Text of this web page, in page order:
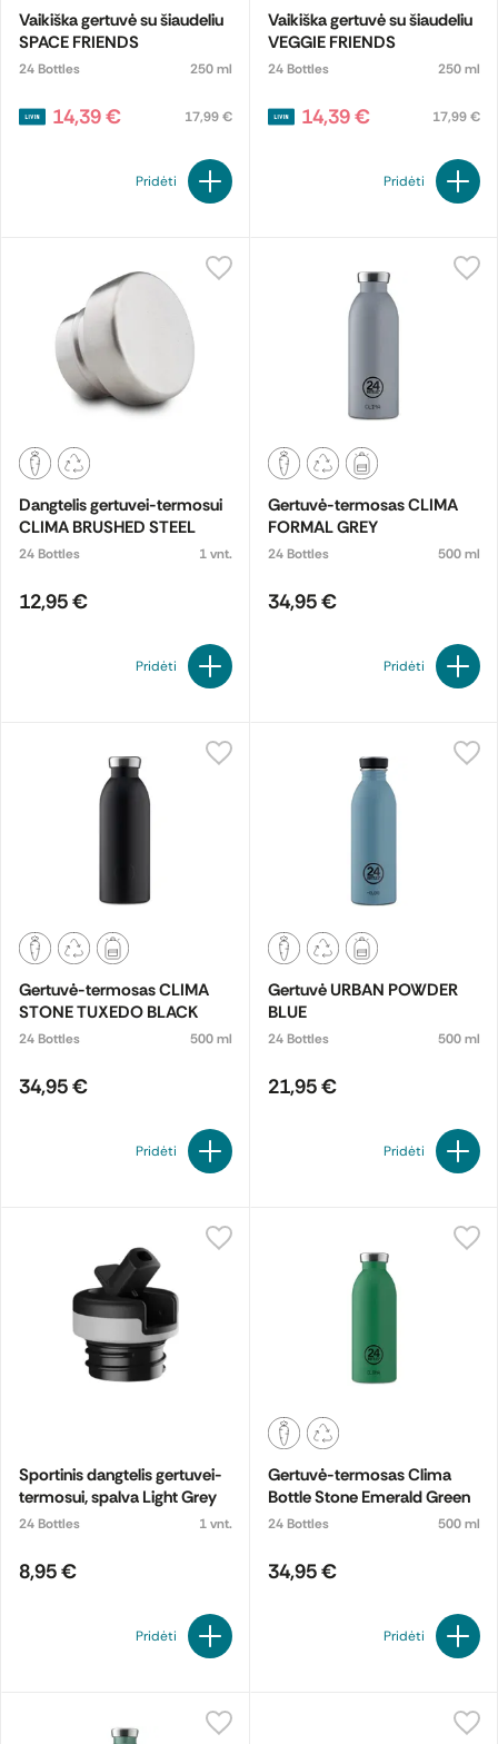
Vaikiška gertuvė su šiaudeliu
SPACE FRIENDS
24 Bottles 250 ml
14,39 € 17,99 €
Pridėti
Vaikiška gertuvė su šiaudeliu
VEGGIE FRIENDS
24 Bottles 250 ml
14,39 € 17,99 €
Pridėti
Dangtelis gertuvei-termosui
CLIMA BRUSHED STEEL
24 Bottles 1 vnt.
12,95 €
Pridėti
Gertuvė-termosas CLIMA
FORMAL GREY
24 Bottles 500 ml
34,95 €
Pridėti
Gertuvė-termosas CLIMA
STONE TUXEDO BLACK
24 Bottles 500 ml
34,95 €
Pridėti
Gertuvė URBAN POWDER
BLUE
24 Bottles 500 ml
21,95 €
Pridėti
Sportinis dangtelis gertuvei-
termosui, spalva Light Grey
24 Bottles 1 vnt.
8,95 €
Pridėti
Gertuvė-termosas Clima
Bottle Stone Emerald Green
24 Bottles 500 ml
34,95 €
Pridėti